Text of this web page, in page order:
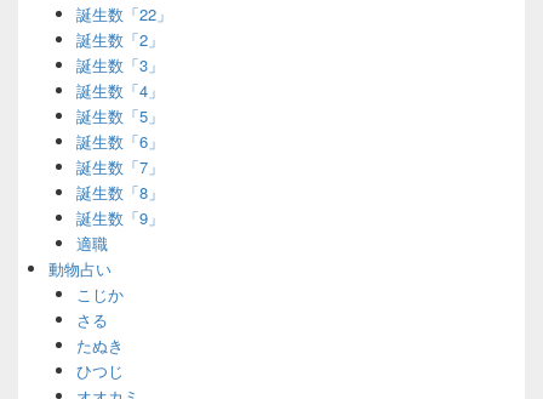
誕生数「22」
誕生数「2」
誕生数「3」
誕生数「4」
誕生数「5」
誕生数「6」
誕生数「7」
誕生数「8」
誕生数「9」
適職
動物占い
こじか
さる
たぬき
ひつじ